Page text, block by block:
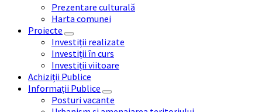
Prezentare culturală
Harta comunei
Proiecte
Investiții realizate
Investiții în curs
Investiții viitoare
Achiziții Publice
Informații Publice
Posturi vacante